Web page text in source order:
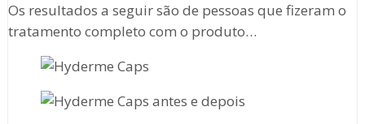
Os resultados a seguir são de pessoas que fizeram o
tratamento completo com o produto…